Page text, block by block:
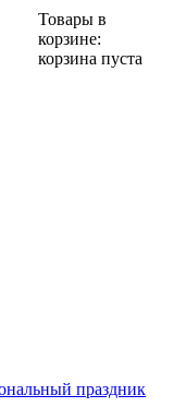
Товары в
корзине:
корзина пуста
праздник